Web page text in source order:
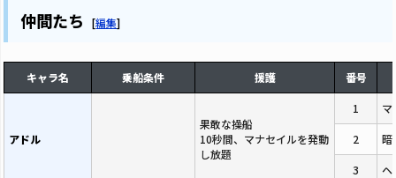
仲間たち [編集]
キャラ名 乗船条件 援護 番号
アドル
果敢な操船
10秒間、マナセイルを発動
し放題
1 マ
2 暗
3 ヘ